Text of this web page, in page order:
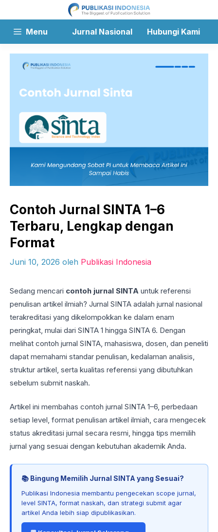
ke
Menu Jurnal Nasional Hubungi Kami
Contoh Jurnal SINTA 1–6
Terbaru, Lengkap dengan
Format
Juni 10, 2026 oleh Publikasi Indonesia
Sedang mencari contoh jurnal SINTA untuk referensi
penulisan artikel ilmiah? Jurnal SINTA adalah jurnal nasional
terakreditasi yang dikelompokkan ke dalam enam
peringkat, mulai dari SINTA 1 hingga SINTA 6. Dengan
melihat contoh jurnal SINTA, mahasiswa, dosen, dan peneliti
dapat memahami standar penulisan, kedalaman analisis,
struktur artikel, serta kualitas referensi yang dibutuhkan
sebelum submit naskah.
Artikel ini membahas contoh jurnal SINTA 1–6, perbedaan
setiap level, format penulisan artikel ilmiah, cara mengecek
status akreditasi jurnal secara resmi, hingga tips memilih
jurnal yang sesuai dengan kebutuhan akademik Anda.
📚 Bingung Memilih Jurnal SINTA yang Sesuai?
Publikasi Indonesia membantu pengecekan scope jurnal,
level SINTA, format naskah, dan strategi submit agar
artikel Anda lebih siap dipublikasikan.